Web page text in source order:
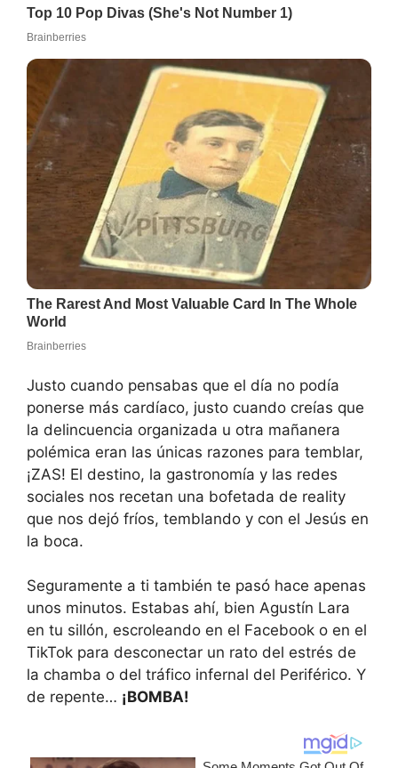
Justo cuando pensabas que el día no podía
ponerse más cardíaco, justo cuando creías que
la delincuencia organizada u otra mañanera
polémica eran las únicas razones para temblar,
¡ZAS! El destino, la gastronomía y las redes
sociales nos recetan una bofetada de reality
que nos dejó fríos, temblando y con el Jesús en
la boca.
Seguramente a ti también te pasó hace apenas
unos minutos. Estabas ahí, bien Agustín Lara
en tu sillón, escroleando en el Facebook o en el
TikTok para desconectar un rato del estrés de
la chamba o del tráfico infernal del Periférico. Y
de repente… ¡BOMBA!